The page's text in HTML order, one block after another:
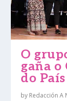
O
gaña o
do País
by Redacción A